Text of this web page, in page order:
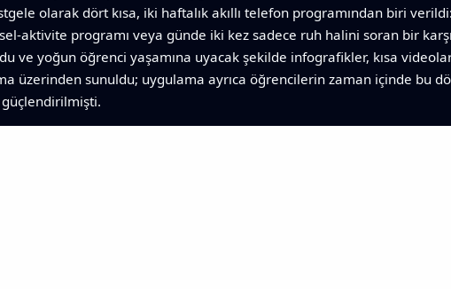
olarak dört kısa, iki haftalık akıllı telefon programından biri
aktivite programı veya günde iki kez sadece ruh halini soran bir
ve yoğun öğrenci yaşamına uyacak şekilde infografikler, kısa
üzerinden sunuldu; uygulama ayrıca öğrencilerin zaman içinde bu